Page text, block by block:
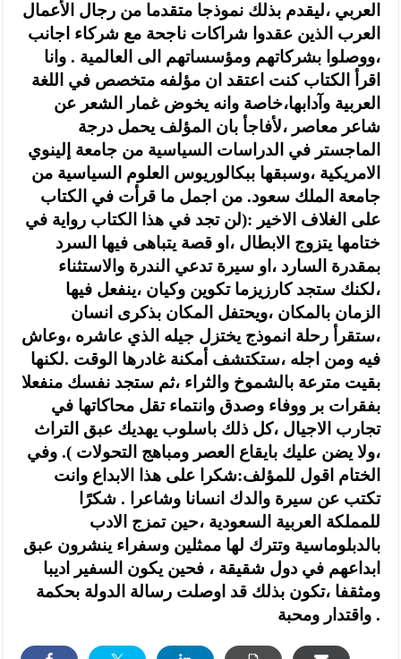
العربي ،ليقدم بذلك نموذجا متقدما من رجال الأعمال
العرب الذين عقدوا شراكات ناجحة مع شركاء اجانب
،ووصلوا بشركاتهم ومؤسساتهم الى العالمية . وانا
اقرأ الكتاب كنت اعتقد ان مؤلفه متخصص في اللغة
العربية وآدابها،خاصة وانه يخوض غمار الشعر عن
شاعر معاصر ،لأفاجأ بان المؤلف يحمل درجة
الماجستر في الدراسات السياسية من جامعة إلينوي
الامريكية ،وسبقها ببكالوريوس العلوم السياسية من
جامعة الملك سعود. من اجمل ما قرأت في الكتاب
على الغلاف الاخير :(لن تجد في هذا الكتاب رواية في
ختامها يتزوج الابطال ،او قصة يتباهى فيها السرد
بمقدرة السارد ،او سيرة تدعي الندرة والاستثناء
،لكنك ستجد كارزيزما تكوين وكيان ،ينفعل فيها
الزمان بالمكان ،ويحتفل المكان بذكرى انسان
،ستقرأ رحلة انموذج يختزل جيله الذي عاشره ،وعاش
فيه ومن اجله ،ستكتشف أمكنة غادرها الوقت .لكنها
بقيت مترعة بالشموخ والثراء ،ثم ستجد نفسك منفعلا
بفقرات بر ووفاء وصدق وانتماء تقل محاكاتها في
تجارب الاجيال ،كل ذلك باسلوب يهديك عبق التراث
،ولا يضن عليك بايقاع العصر ومباهج التحولات ). وفي
الختام اقول للمؤلف:شكرا على هذا الابداع وانت
تكتب عن سيرة والدك انسانا وشاعرا . شكرًا
للمملكة العربية السعودية ،حين تمزج الادب
بالدبلوماسية وتترك لها ممثلين وسفراء ينشرون عبق
ابداعهم في دول شقيقة ، فحين يكون السفير اديبا
ومثقفا ،تكون بذلك قد اوصلت رسالة الدولة بحكمة
واقتدار ومحبة .